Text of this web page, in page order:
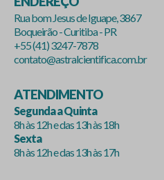
Rua bom Jesus de Iguape, 3867
Boqueirão - Curitiba - PR
+55 (41) 3247-7878
contato@astralcientifica.com.br
ATENDIMENTO
Segunda a Quinta
8h às 12h e das 13h às 18h
Sexta
8h às 12h e das 13h às 17h